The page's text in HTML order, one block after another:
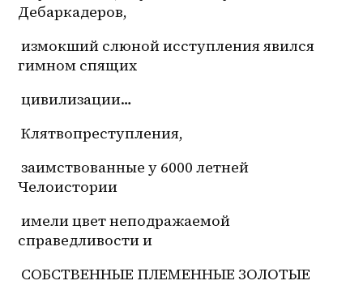
Дебаркадеров,
измокший слюной исступления явился
гимном спящих
цивилизации…
Клятвопреступления,
заимствованные у 6000 летней
Челоистории
имели цвет неподражаемой
справедливости и